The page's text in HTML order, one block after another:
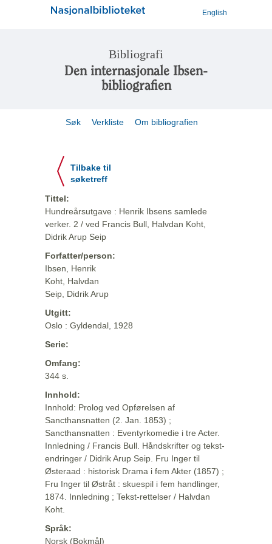
English
Bibliografi
Den internasjonale Ibsen-
bibliografien
Søk Verkliste Om bibliografien
Tilbake til
søketreff
Tittel:
Hundreårsutgave : Henrik Ibsens samlede
verker. 2 / ved Francis Bull, Halvdan Koht,
Didrik Arup Seip
Forfatter/person:
Ibsen, Henrik
Koht, Halvdan
Seip, Didrik Arup
Utgitt:
Oslo : Gyldendal, 1928
Serie:
Omfang:
344 s.
Innhold:
Innhold: Prolog ved Opførelsen af
Sancthansnatten (2. Jan. 1853) ;
Sancthansnatten : Eventyrkomedie i tre Acter.
Innledning / Francis Bull. Håndskrifter og tekst-
endringer / Didrik Arup Seip. Fru Inger til
Østeraad : historisk Drama i fem Akter (1857) ;
Fru Inger til Østråt : skuespil i fem handlinger,
1874. Innledning ; Tekst-rettelser / Halvdan
Koht.
Språk:
Norsk (Bokmål)